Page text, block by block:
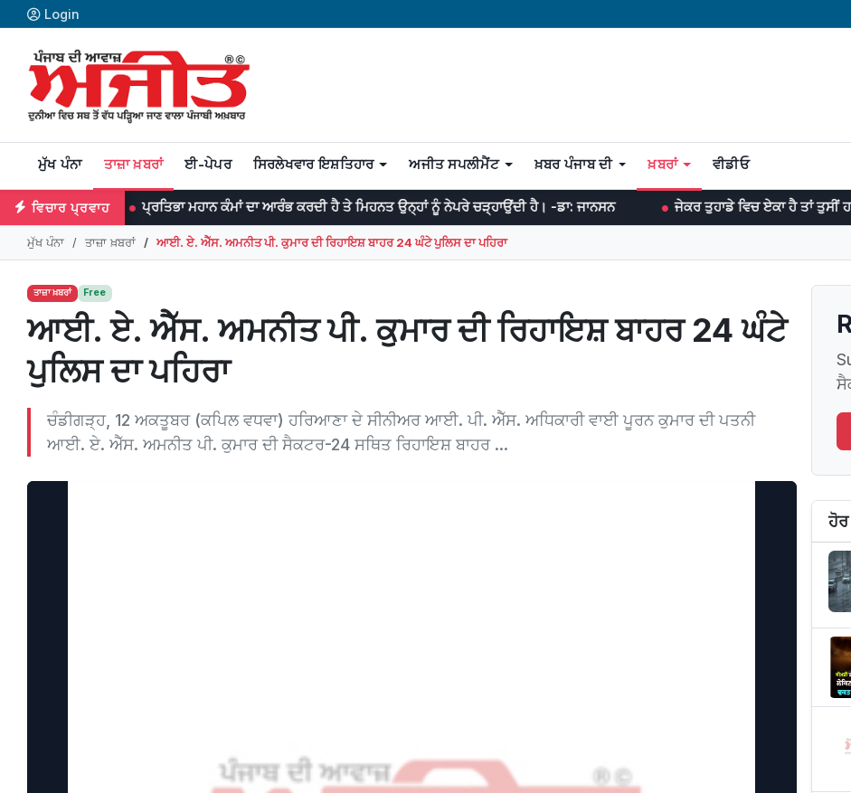
Login
ਮੁੱਖ ਪੰਨਾ ਤਾਜ਼ਾ ਖ਼ਬਰਾਂ ਈ-ਪੇਪਰ ਸਿਰਲੇਖਵਾਰ ਇਸ਼ਤਿਹਾਰ ਅਜੀਤ ਸਪਲੀਮੈਂਟ ਖ਼ਬਰ ਪੰਜਾਬ ਦੀ ਖ਼ਬਰਾਂ ਵੀਡੀਓ
ਵਿਚਾਰ ਪ੍ਰਵਾਹ
ਪ੍ਰਤਿਭਾ ਮਹਾਨ ਕੰਮਾਂ ਦਾ ਆਰੰਭ ਕਰਦੀ ਹੈ ਤੇ ਮਿਹਨਤ ਉਨ੍ਹਾਂ ਨੂੰ ਨੇਪਰੇ ਚੜ੍ਹਾਉਂਦੀ ਹੈ। -ਡਾ: ਜਾਨਸਨ ਜੇਕਰ ਤੁਹਾਡੇ ਵਿਚ ਏਕਾ ਹੈ ਤਾਂ ਤੁਸੀਂ ਹਰ ਜੰਗ ਜਿੱਤ
ਮੁੱਖ ਪੰਨਾ ਤਾਜ਼ਾ ਖ਼ਬਰਾਂ ਆਈ. ਏ. ਐੱਸ. ਅਮਨੀਤ ਪੀ. ਕੁਮਾਰ ਦੀ ਰਿਹਾਇਸ਼ ਬਾਹਰ 24 ਘੰਟੇ ਪੁਲਿਸ ਦਾ ਪਹਿਰਾ
ਤਾਜ਼ਾ ਖ਼ਬਰਾਂ Free
ਆਈ. ਏ. ਐੱਸ. ਅਮਨੀਤ ਪੀ. ਕੁਮਾਰ ਦੀ ਰਿਹਾਇਸ਼ ਬਾਹਰ 24 ਘੰਟੇ
ਪੁਲਿਸ ਦਾ ਪਹਿਰਾ
ਚੰਡੀਗੜ੍ਹ, 12 ਅਕਤੂਬਰ (ਕਪਿਲ ਵਧਵਾ) ਹਰਿਆਣਾ ਦੇ ਸੀਨੀਅਰ ਆਈ. ਪੀ. ਐੱਸ. ਅਧਿਕਾਰੀ ਵਾਈ ਪੂਰਨ ਕੁਮਾਰ ਦੀ ਪਤਨੀ
ਆਈ. ਏ. ਐੱਸ. ਅਮਨੀਤ ਪੀ. ਕੁਮਾਰ ਦੀ ਸੈਕਟਰ-24 ਸਥਿਤ ਰਿਹਾਇਸ਼ ਬਾਹਰ ...
ਹੋਰ